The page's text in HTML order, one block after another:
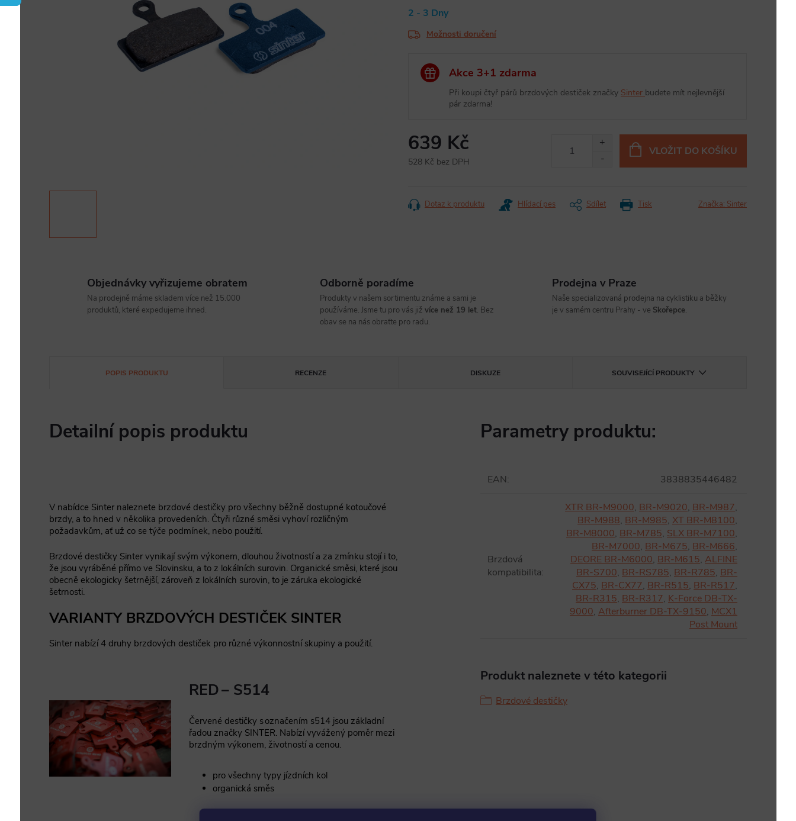
2 - 3 Dny
Možnosti doručení
Akce 3+1 zdarma
Při koupi čtyř párů brzdových destiček značky Sinter budete mít nejlevnější
pár zdarma!
639 Kč
528 Kč bez DPH
VLOŽIT DO KOŠÍKU
Tisk
Dotaz k produktu Hlídací pes Sdílet Značka: Sinter
Objednávky vyřizujeme obratem
Na prodejně máme skladem více než 15.000
produktů, které expedujeme ihned.
Odborně poradíme
Produkty v našem sortimentu známe a sami je
používáme. Jsme tu pro vás již více než 19 let. Bez
obav se na nás obraťte pro radu.
Prodejna v Praze
Naše specializovaná prodejna na cyklistiku a běžky
je v samém centru Prahy - ve Skořepce.
POPIS PRODUKTU RECENZE DISKUZE SOUVISEJÍCÍ PRODUKTY
Detailní popis produktu
V nabídce Sinter naleznete brzdové destičky pro všechny běžně dostupné kotoučové
brzdy, a to hned v několika provedeních. Čtyři různé směsi vyhoví rozličným
požadavkům, ať už co se týče podmínek, nebo použití.
Brzdové destičky Sinter vynikají svým výkonem, dlouhou životností a za zmínku stojí i to,
že jsou vyráběné přímo ve Slovinsku, a to z lokálních surovin. Organické směsi, které jsou
obecně ekologicky šetrnější, zároveň z lokálních surovin, to je záruka ekologické
šetrnosti.
VARIANTY BRZDOVÝCH DESTIČEK SINTER
Sinter nabízí 4 druhy brzdových destiček pro různé výkonnostní skupiny a použití.
RED – S514
Červené destičky s označením s514 jsou základní
řadou značky SINTER. Nabízí vyvážený poměr mezi
brzdným výkonem, životností a cenou.
pro všechny typy jízdních kol
organická směs
Parametry produktu:
EAN: 3838835446482
Brzdová
kompatibilita:
XTR BR-M9000, BR-M9020, BR-M987,
BR-M988, BR-M985, XT BR-M8100,
BR-M8000, BR-M785, SLX BR-M7100,
BR-M7000, BR-M675, BR-M666,
DEORE BR-M6000, BR-M615, ALFINE
BR-S700, BR-RS785, BR-R785, BR-
CX75, BR-CX77, BR-R515, BR-R517,
BR-R315, BR-R317, K-Force DB-TX-
9000, Afterburner DB-TX-9150, MCX1
Post Mount
Produkt naleznete v této kategorii
Brzdové destičky